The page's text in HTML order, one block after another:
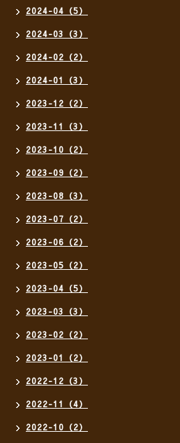
2024-04（5）
2024-03（3）
2024-02（2）
2024-01（3）
2023-12（2）
2023-11（3）
2023-10（2）
2023-09（2）
2023-08（3）
2023-07（2）
2023-06（2）
2023-05（2）
2023-04（5）
2023-03（3）
2023-02（2）
2023-01（2）
2022-12（3）
2022-11（4）
2022-10（2）